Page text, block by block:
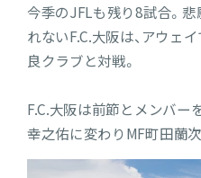
今季のJFLも残り8試合。
れないF.C.大阪は、アウェ
良クラブと対戦。
F.C.大阪は前節とメンバー
幸之佑に変わりMF町田蘭